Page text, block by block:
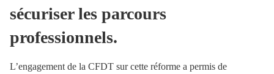
sécuriser les parcours
professionnels.
L’engagement de la CFDT sur cette réforme a permis de